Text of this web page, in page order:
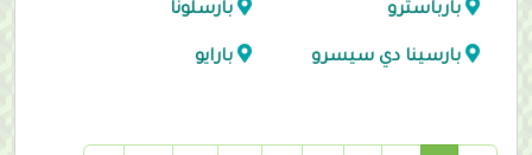
بارباسترو بارسلونا
بارسينا دي سيسرو بارايو